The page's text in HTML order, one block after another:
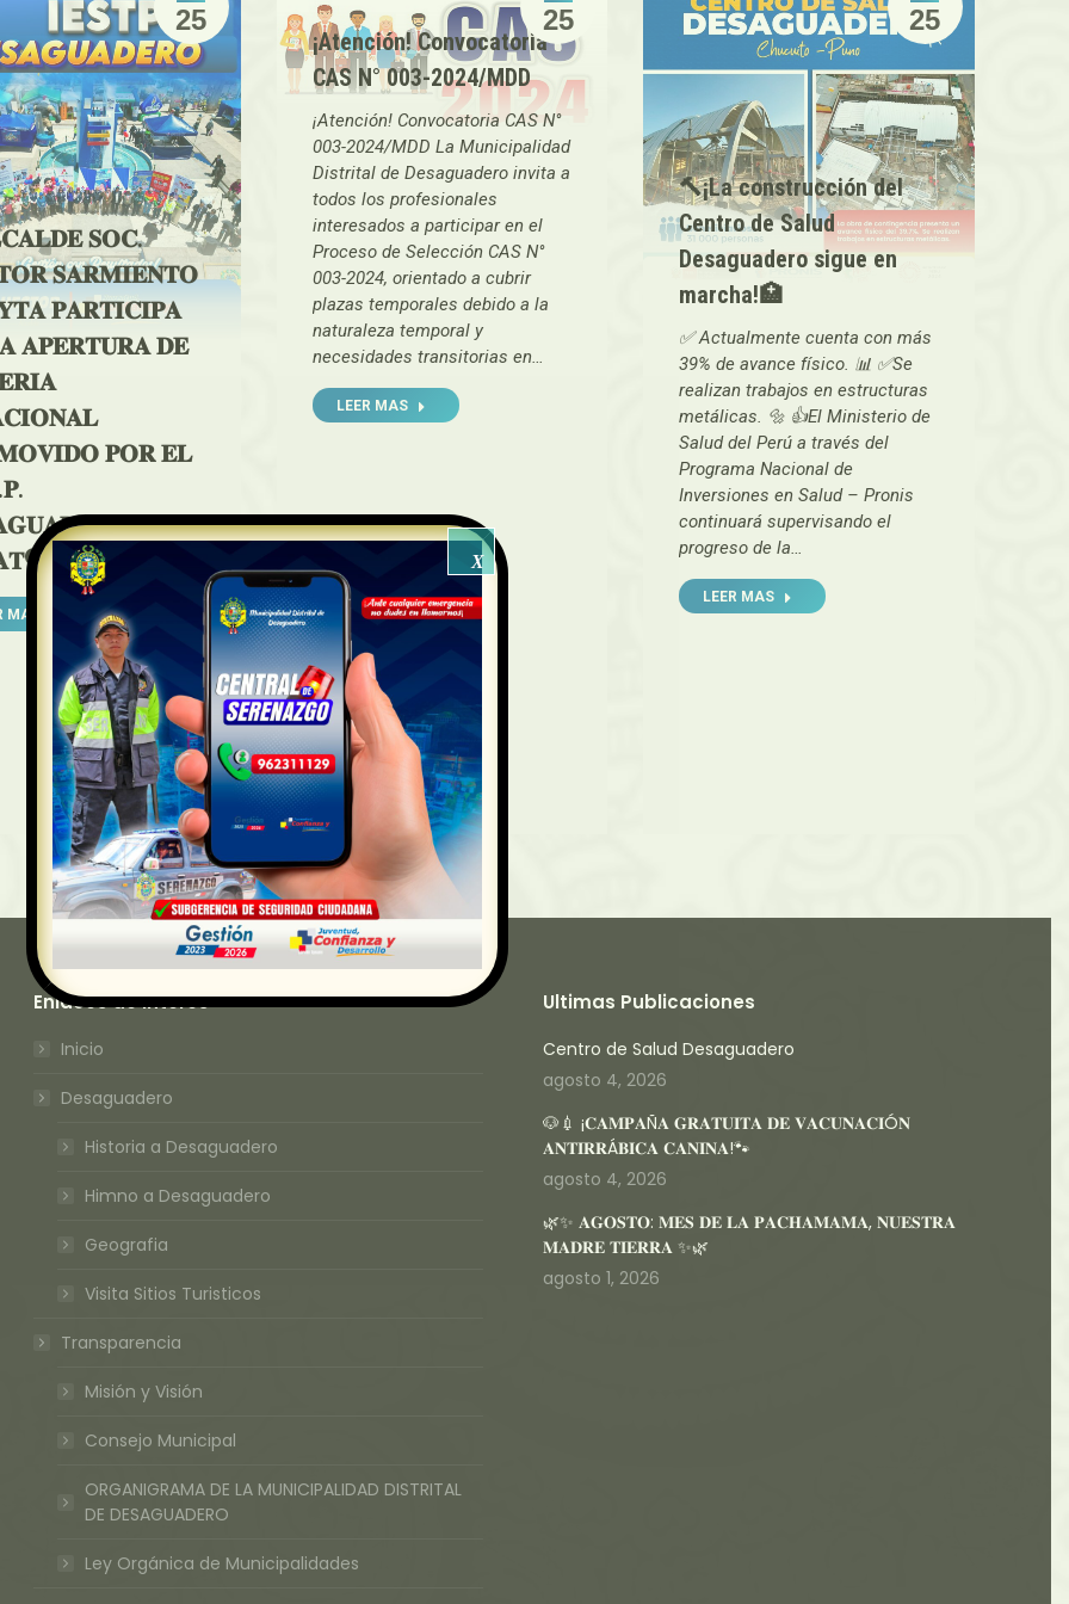
25
𝐒𝐎𝐂.
𝐒𝐀𝐑𝐌𝐈𝐄𝐍𝐓𝐎
𝐏𝐀𝐑𝐓𝐈𝐂𝐈𝐏𝐀
𝐀𝐏𝐄𝐑𝐓𝐔𝐑𝐀 𝐃𝐄
𝐏𝐎𝐑 𝐄𝐋
𝐘
MAS
25
¡Atención! Convocatoria
CAS N° 003-2024/MDD
¡Atención! Convocatoria CAS N°
003-2024/MDD La Municipalidad
Distrital de Desaguadero invita a
todos los profesionales
interesados a participar en el
Proceso de Selección CAS N°
003-2024, orientado a cubrir
plazas temporales debido a la
naturaleza temporal y
necesidades transitorias en…
LEER MAS
25
🔨¡La construcción del
Centro de Salud
Desaguadero sigue en
marcha!🏥
✅ Actualmente cuenta con más
39% de avance físico. 📊 ✅Se
realizan trabajos en estructuras
metálicas. 🔩 👍El Ministerio de
Salud del Perú a través del
Programa Nacional de
Inversiones en Salud – Pronis
continuará supervisando el
progreso de la…
LEER MAS
Enlaces de Interes
Inicio
Desaguadero
Historia a Desaguadero
Himno a Desaguadero
Geografia
Visita Sitios Turisticos
Transparencia
Misión y Visión
Consejo Municipal
ORGANIGRAMA DE LA MUNICIPALIDAD DISTRITAL
DE DESAGUADERO
Ley Orgánica de Municipalidades
Ultimas Publicaciones
Centro de Salud Desaguadero
agosto 4, 2026
🐶💉 ¡𝐂𝐀𝐌𝐏𝐀Ñ𝐀 𝐆𝐑𝐀𝐓𝐔𝐈𝐓𝐀 𝐃𝐄 𝐕𝐀𝐂𝐔𝐍𝐀𝐂𝐈Ó𝐍
𝐀𝐍𝐓𝐈𝐑𝐑Á𝐁𝐈𝐂𝐀 𝐂𝐀𝐍𝐈𝐍𝐀!🐾
agosto 4, 2026
🌿✨ 𝐀𝐆𝐎𝐒𝐓𝐎: 𝐌𝐄𝐒 𝐃𝐄 𝐋𝐀 𝐏𝐀𝐂𝐇𝐀𝐌𝐀𝐌𝐀, 𝐍𝐔𝐄𝐒𝐓𝐑𝐀
𝐌𝐀𝐃𝐑𝐄 𝐓𝐈𝐄𝐑𝐑𝐀 ✨🌿
agosto 1, 2026
X